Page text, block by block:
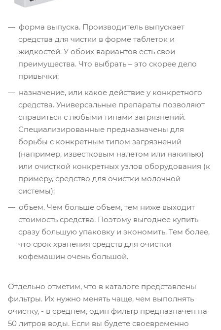
форма выпуска. Производитель выпускает
средства для чистки в форме таблеток и
жидкостей. У обоих вариантов есть свои
преимущества. Что выбрать – это скорее дело
привычки;
назначение, или какое действие у конкретного
средства. Универсальные препараты позволяют
справиться с любыми типами загрязнений.
Специализированные предназначены для
борьбы с конкретным типом загрязнений
(например, известковым налетом или накипью)
или очисткой конкретных узлов оборудования (к
примеру, средство для очистки молочной
системы);
объем. Чем больше объем, тем ниже выходит
стоимость средства. Поэтому выгоднее купить
сразу большую упаковку и экономить. Тем более,
что срок хранения средств для очистки
кофемашин очень большой.
Отдельно отметим, что в каталоге представлены
фильтры. Их нужно менять чаще, чем выполнять
очистку, - в среднем, один фильтр предназначен на
50 литров воды. Если вы будете своевременно